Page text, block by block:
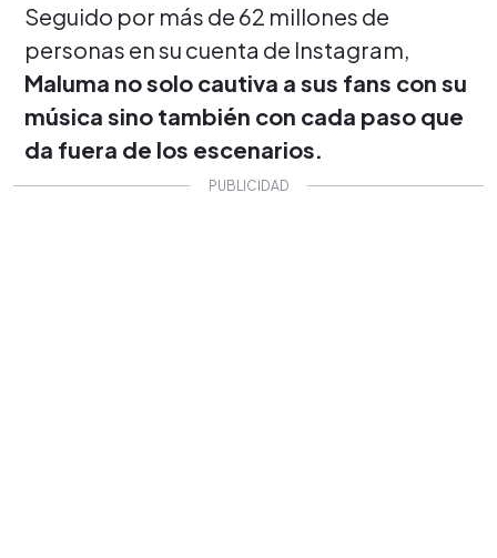
Seguido por más de 62 millones de
personas en su cuenta de Instagram,
Maluma no solo cautiva a sus fans con su
música sino también con cada paso que
da fuera de los escenarios.